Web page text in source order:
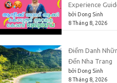
Experience
bởi Dong Sinh
8 Tháng 8, 2026
Điểm Danh
Đến Nha Trang
bởi Dong Sinh
8 Tháng 8, 2026